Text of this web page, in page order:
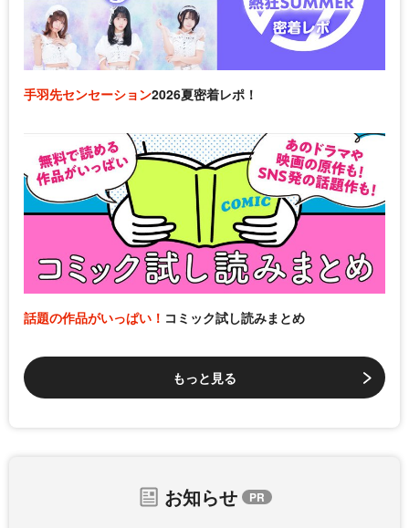
手羽先センセーション2026夏密着レポ！
話題の作品がいっぱい！ コミック試し読みまとめ
もっと見る
お知らせ